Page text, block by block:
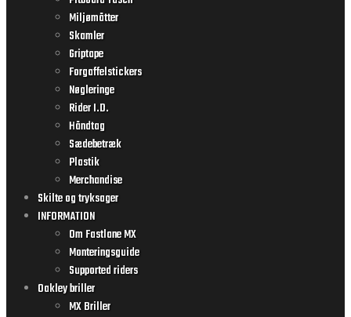
Miljømåtter
Skamler
Griptape
Forgaffelstickers
Nøgleringe
Rider I.D.
Håndtag
Sædebetræk
Plastik
Merchandise
Skilte og tryksager
INFORMATION
Om Fastlane MX
Monteringsguide
Supported riders
Oakley briller
MX Briller